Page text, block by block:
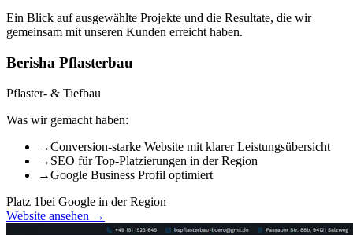
Ein Blick auf ausgewählte Projekte und die Resultate, die wir
gemeinsam mit unseren Kunden erreicht haben.
Berisha Pflasterbau
Pflaster- & Tiefbau
Was wir gemacht haben:
→Conversion-starke Website mit klarer Leistungsübersicht
→ SEO für Top-Platzierungen in der Region
→Google Business Profil optimiert
Platz 1bei Google in der Region
Website ansehen →